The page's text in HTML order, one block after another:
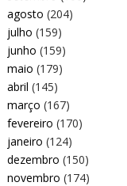
agosto (204)
julho (159)
junho (159)
maio (179)
abril (145)
março (167)
fevereiro (170)
janeiro (124)
dezembro (150)
novembro (174)